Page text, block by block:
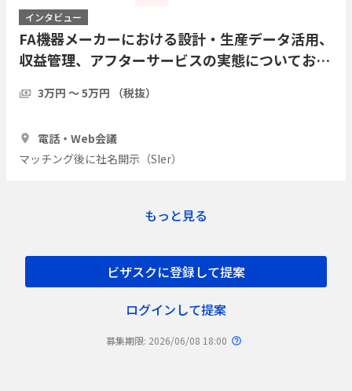
インタビュー
FA機器メーカーにおける設計・生産データ活用、
収益管理、アフターサービスの実態についてお伺
3万円 〜 5万円 （税抜）
電話・Web会議
マッチング後に社名開示（SIer）
もっと見る
ビザスクに登録して提案
ログインして提案
募集期限: 2026/06/08 18:00